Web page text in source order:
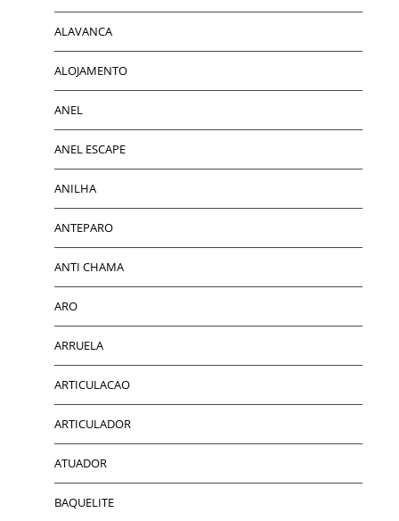
ALAVANCA
ALOJAMENTO
ANEL
ANEL ESCAPE
ANILHA
ANTEPARO
ANTI CHAMA
ARO
ARRUELA
ARTICULACAO
ARTICULADOR
ATUADOR
BAQUELITE